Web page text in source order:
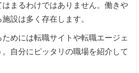
まるわけではありません。働きや
設は多く存在します。
めには転職サイトや転職エージェ
自分にピッタリの職場を紹介して